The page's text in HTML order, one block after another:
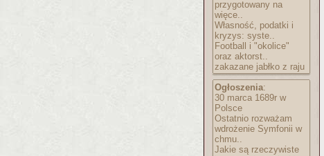
przygotowany na
więce..
Własność, podatki i
kryzys: syste..
Football i "okolice"
oraz aktorst..
zakazane jabłko z raju
Ogłoszenia:
30 marca 1689r w
Polsce
Ostatnio rozważam
wdrożenie Symfonii w
chmu..
Jakie są rzeczywiste